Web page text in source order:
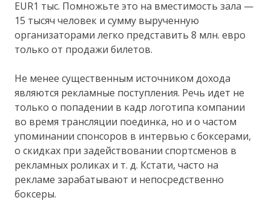
EUR1 тыс. Помножьте это на вместимость зала —
15 тысяч человек и сумму вырученную
организаторами легко представить 8 млн. евро
только от продажи билетов.
Не менее существенным источником дохода
являются рекламные поступления. Речь идет не
только о попадении в кадр логотипа компании
во время трансляции поединка, но и о частом
упоминании спонсоров в интервью с боксерами,
о скидках при задействовании спортсменов в
рекламных роликах и т. д. Кстати, часто на
рекламе зарабатывают и непосредственно
боксеры.